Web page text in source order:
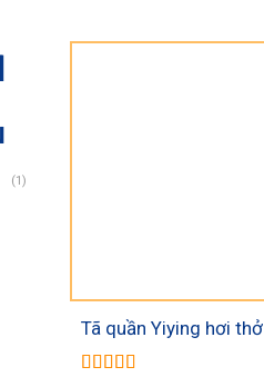
(1)
Tã quần Yiying hơi thở
bông XXL40 (> 15kg)